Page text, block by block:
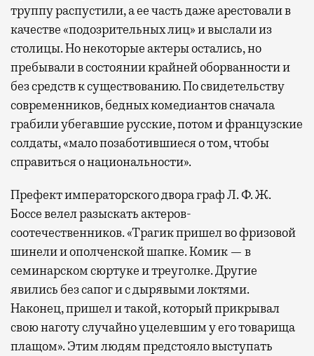
труппу распустили, а ее часть даже арестовали в
качестве «подозрительных лиц» и выслали из
столицы. Но некоторые актеры остались, но
пребывали в состоянии крайней оборванности и
без средств к существованию. По свидетельству
современников, бедных комедиантов сначала
грабили убегавшие русские, потом и французские
солдаты, «мало позаботившиеся о том, чтобы
справиться о национальности».
Префект императорского двора граф Л. Ф. Ж.
Боссе велел разыскать актеров-
соотечественников. «Трагик пришел во фризовой
шинели и ополченской шапке. Комик — в
семинарском сюртуке и треуголке. Другие
явились без сапог и с дырявыми локтями.
Наконец, пришел и такой, который прикрывал
свою наготу случайно уцелевшим у его товарища
плащом». Этим людям предстояло выступать